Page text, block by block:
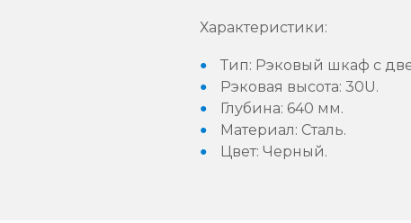
Характеристики:
Тип: Рэковый шкаф с
Рэковая высота: 30U.
Глубина: 640 мм.
Материал: Сталь.
Цвет: Черный.